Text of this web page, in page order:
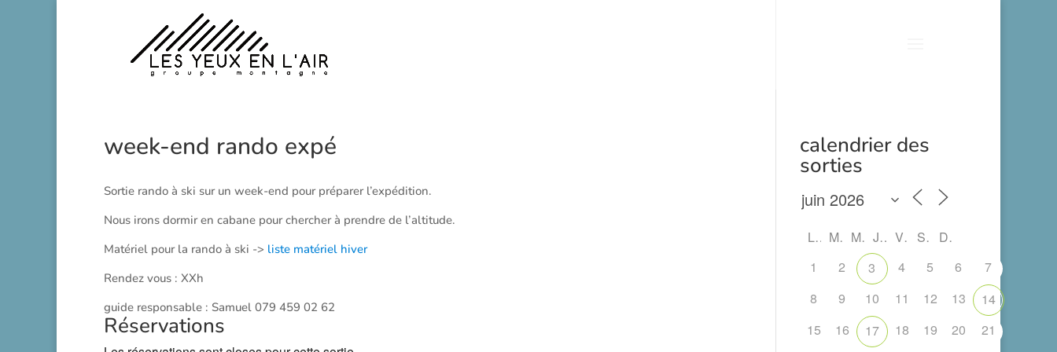
week-end rando expé
Sortie rando à ski sur un week-end pour préparer l’expédition.
Nous irons dormir en cabane pour chercher à prendre de l’altitude.
Matériel pour la rando à ski -> liste matériel hiver
Rendez vous : XXh
guide responsable : Samuel 079 459 02 62
Réservations
calendrier des
sorties
L M M J V S
D
1
2 3 4 5 6
7
8
9 10 11 12 13
14
15
16 17 18 19 20
21